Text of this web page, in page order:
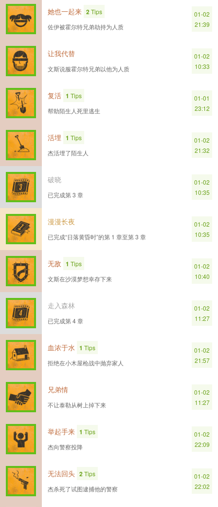
她也一起来 2Tips
佐伊被霍尔特兄弟劫持为人质
01-02
21:39
让我代替
文斯说服霍尔特兄弟以他为人质
01-02
10:33
复活 1 Tips
帮助陌生人死里逃生
01-01
23:12
活埋 1 Tips
杰活埋了陌生人
01-02
21:32
破晓
已完成第 3 章
01-02
10:35
漫漫长夜
已完成“日落黄昏时”的第 1 章至第 3 章
01-02
10:35
无敌 1 Tips
文斯在沙漠梦想幸存下来
01-02
10:40
走入森林
已完成第 4 章
01-02
11:27
血浓于水 1 Tips
拒绝在小木屋枪战中抛弃家人
01-02
21:57
兄弟情
不让泰勒从树上掉下来
01-02
11:27
举起手来 1 Tips
杰向警察投降
01-02
22:09
无法回头 2Tips
杰杀死了试图逮捕他的警察
01-02
22:02